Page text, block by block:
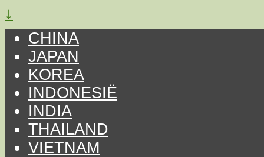
↓
CHINA
JAPAN
KOREA
INDONESIË
INDIA
THAILAND
VIETNAM